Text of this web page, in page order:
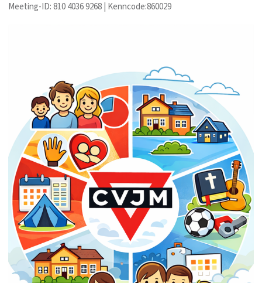
Meeting-ID: 810 4036 9268 | Kenncode:860029